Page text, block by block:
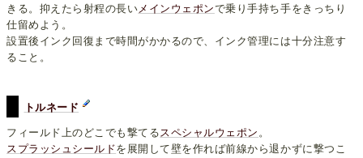
きる。抑えたら射程の長いメインウェポンで乗り手持ち手をきっちり
仕留めよう。
設置後インク回復まで時間がかかるので、インク管理には十分注意す
ること。
トルネード
フィールド上のどこでも撃てるスペシャルウェポン 。
スプラッシュシールドを展開して壁を作れば前線から退かずに撃つこ